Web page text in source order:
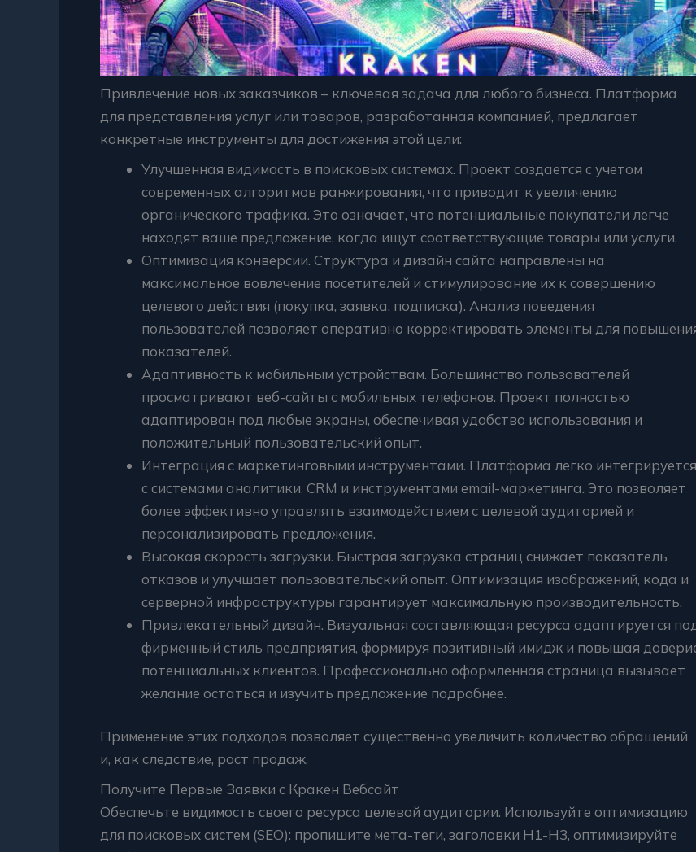
Привлечение новых заказчиков – ключевая задача для любого бизнеса. Платформа
для представления услуг или товаров, разработанная компанией, предлагает
конкретные инструменты для достижения этой цели:
Улучшенная видимость в поисковых системах. Проект создается с учетом
современных алгоритмов ранжирования, что приводит к увеличению
органического трафика. Это означает, что потенциальные покупатели легче
находят ваше предложение, когда ищут соответствующие товары или услуги.
Оптимизация конверсии. Структура и дизайн сайта направлены на
максимальное вовлечение посетителей и стимулирование их к совершению
целевого действия (покупка, заявка, подписка). Анализ поведения
пользователей позволяет оперативно корректировать элементы для
показателей.
Адаптивность к мобильным устройствам. Большинство пользователей
просматривают веб-сайты с мобильных телефонов. Проект полностью
адаптирован под любые экраны, обеспечивая удобство использования и
положительный пользовательский опыт.
Интеграция с маркетинговыми инструментами. Платформа легко интегрируется
с системами аналитики, CRM и инструментами email-маркетинга. Это позволяет
более эффективно управлять взаимодействием с целевой аудиторией и
персонализировать предложения.
Высокая скорость загрузки. Быстрая загрузка страниц снижает показатель
отказов и улучшает пользовательский опыт. Оптимизация изображений, кода и
серверной инфраструктуры гарантирует максимальную производительность.
Привлекательный дизайн. Визуальная составляющая ресурса адаптируется
фирменный стиль предприятия, формируя позитивный имидж и повышая
потенциальных клиентов. Профессионально оформленная страница вызывает
желание остаться и изучить предложение подробнее.
Применение этих подходов позволяет существенно увеличить количество обращений
и, как следствие, рост продаж.
Получите Первые Заявки с Кракен Вебсайт
Обеспечьте видимость своего ресурса целевой аудитории. Используйте оптимизацию
для поисковых систем (SEO): пропишите мета-теги, заголовки H1-H3, оптимизируйте